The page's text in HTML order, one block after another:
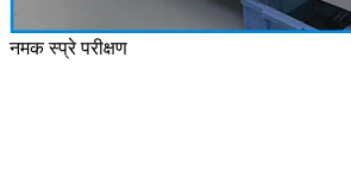
नमक स्प्रे परीक्षण